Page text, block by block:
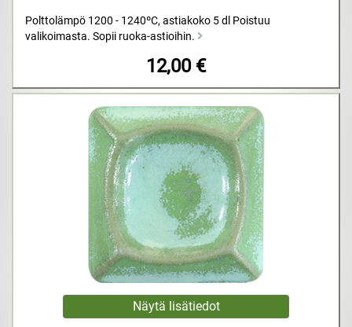
Polttolämpö 1200 - 1240ºC, astiakoko 5 dl Poistuu
valikoimasta. Sopii ruoka-astioihin.
12,00 €